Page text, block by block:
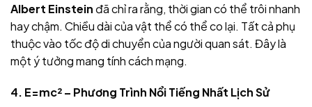
Albert Einstein đã chỉ ra rằng, thời gian có thể trôi nhanh
hay chậm. Chiều dài của vật thể có thể co lại. Tất cả phụ
thuộc vào tốc độ di chuyển của người quan sát. Đây là
một ý tưởng mang tính cách mạng.
4. E=mc² – Phương Trình Nổi Tiếng Nhất Lịch Sử